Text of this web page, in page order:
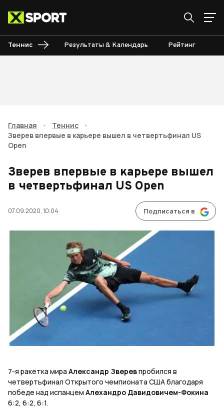
Теннис Результаты & Календарь Рейтинг
Главная • Теннис
•
Зверев впервые в карьере вышел в четвертьфинал US
Open
Зверев впервые в карьере вышел
в четвертьфинал US Open
07.09.2020, 10:04 Подписаться в
7-я ракетка мира Александр Зверевпробился в
четвертьфинал Открытого чемпионата США благодаря
победе над испанцем Алехандро Давидовичем-Фокина
6:2, 6:2, 6:1.